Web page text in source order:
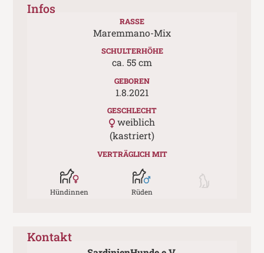
Infos
RASSE
Maremmano-Mix
SCHULTERHÖHE
ca. 55 cm
GEBOREN
1.8.2021
GESCHLECHT
weiblich
(kastriert)
VERTRÄGLICH MIT
Hündinnen Rüden
Kontakt